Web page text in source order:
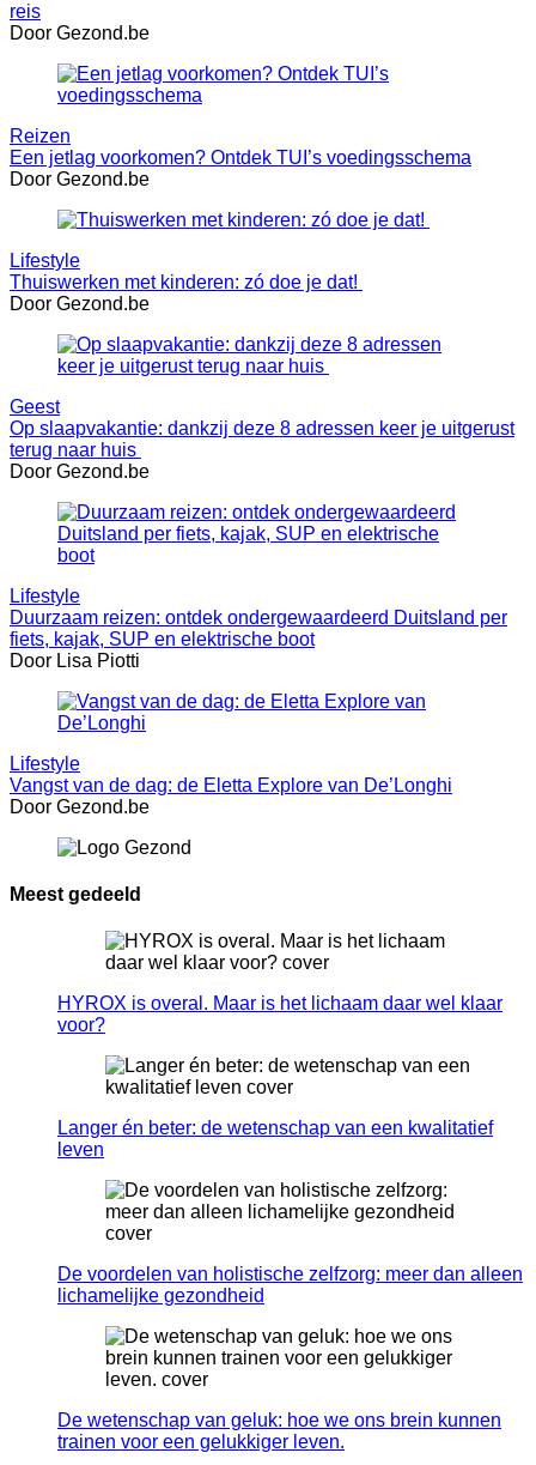
reis
Door Gezond.be
Reizen
Een jetlag voorkomen? Ontdek TUI’s voedingsschema
Door Gezond.be
Lifestyle
Thuiswerken met kinderen: zó doe je dat!
Door Gezond.be
Geest
Op slaapvakantie: dankzij deze 8 adressen keer je uitgerust
terug naar huis
Door Gezond.be
Lifestyle
Duurzaam reizen: ontdek ondergewaardeerd Duitsland per
fiets, kajak, SUP en elektrische boot
Door Lisa Piotti
Lifestyle
Vangst van de dag: de Eletta Explore van De’Longhi
Door Gezond.be
Meest gedeeld
HYROX is overal. Maar is het lichaam daar wel klaar
voor?
Langer én beter: de wetenschap van een kwalitatief
leven
De voordelen van holistische zelfzorg: meer dan alleen
lichamelijke gezondheid
De wetenschap van geluk: hoe we ons brein kunnen
trainen voor een gelukkiger leven.